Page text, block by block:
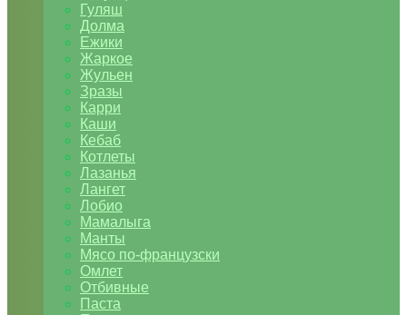
Гуляш
Долма
Ежики
Жаркое
Жульен
Зразы
Карри
Каши
Кебаб
Котлеты
Лазанья
Лангет
Лобио
Мамалыга
Манты
Мясо по-французски
Омлет
Отбивные
Паста